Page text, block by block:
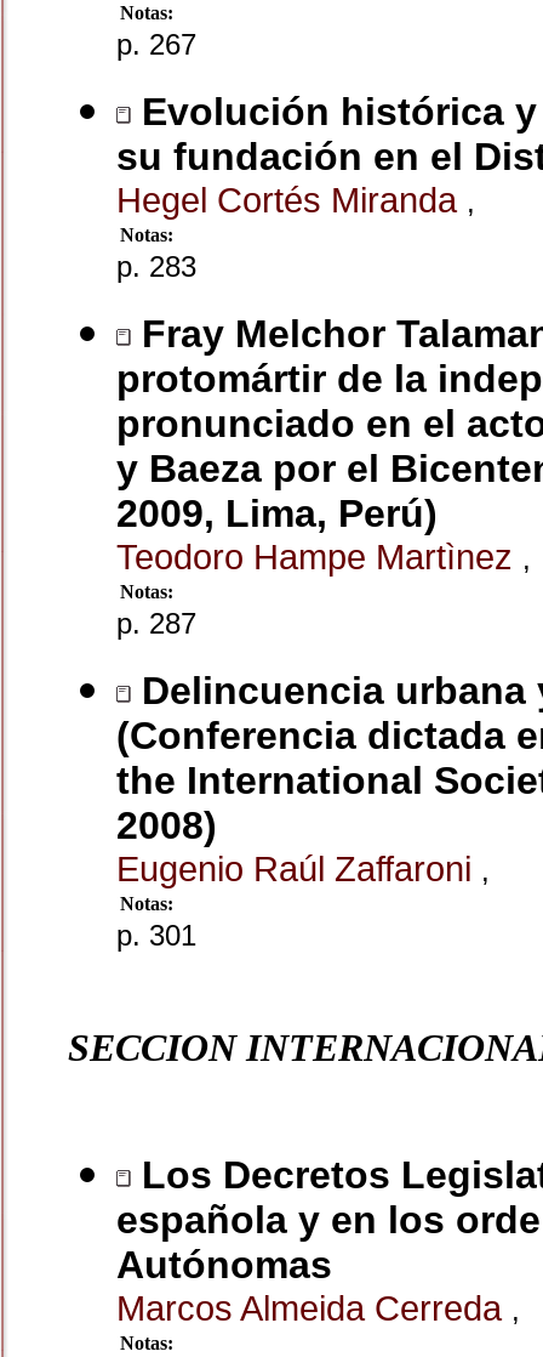
Notas:
p. 267
Evolución histórica
su fundación en el
Hegel Cortés Miranda ,
Notas:
p. 283
Fray Melchor
protomártir de la
pronunciado en el
y Baeza por el
2009, Lima, Perú)
Teodoro Hampe Martìnez ,
Notas:
p. 287
Delincuencia
(Conferencia dictada
the International
2008)
Eugenio Raúl Zaffaroni ,
Notas:
p. 301
SECCION
Los Decretos
española y en los
Autónomas
Marcos Almeida Cerreda ,
Notas: